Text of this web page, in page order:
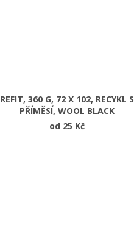
REFIT, 360 G, 72 X 102, RECYKL S
PŘÍMĚSÍ, WOOL BLACK
od 25 Kč